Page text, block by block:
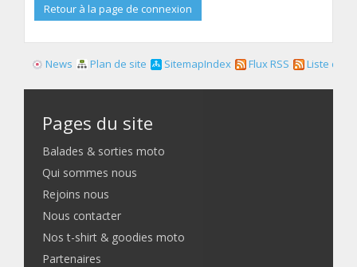
Retour à la page de connexion
News Plan de site SitemapIndex Flux RSS Liste des
Pages du site
Balades & sorties moto
Qui sommes nous
Rejoins nous
Nous contacter
Nos t-shirt & goodies moto
Partenaires